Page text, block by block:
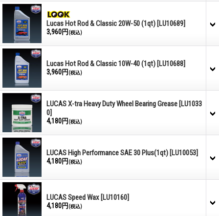
Lucas Hot Rod & Classic 20W-50 (1qt) [LU10689]
3,960円 (税込)
Lucas Hot Rod & Classic 10W-40 (1qt) [LU10688]
3,960円 (税込)
LUCAS X-tra Heavy Duty Wheel Bearing Grease [LU1033
0]
4,180円 (税込)
LUCAS High Performance SAE 30 Plus(1qt) [LU10053]
4,180円 (税込)
LUCAS Speed Wax [LU10160]
4,180円 (税込)